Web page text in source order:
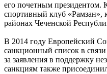
его почетным президентом.
спортивный клуб «Рамзан»,
районах Чеченской
В 2014 году Европейский
санкционный список в
за заявления в поддержку
санкциям также